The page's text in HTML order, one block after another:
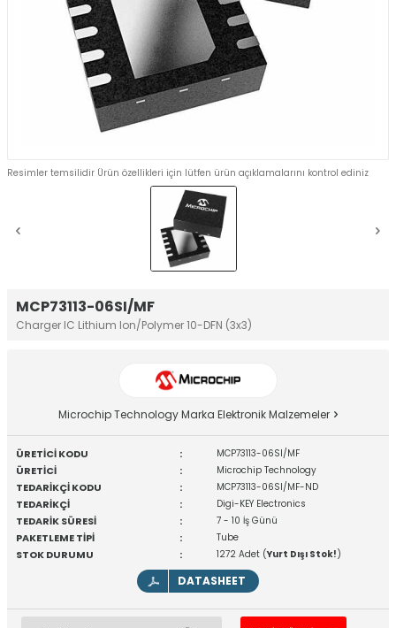
MCP73113-06SI/MF
Charger IC Lithium Ion/Polymer 10-DFN (3x3)
Resimler temsilidir Ürün özellikleri için lütfen ürün açıklamalarını kontrol ediniz
Microchip Technology Marka Elektronik Malzemeler
ÜRETİCİ KODU : MCP73113-06SI/MF
ÜRETİCİ : Microchip Technology
TEDARİKÇİ KODU : MCP73113-06SI/MF-ND
TEDARİKÇİ : Digi-KEY Electronics
TEDARİK SÜRESİ : 7 - 10 İş Günü
PAKETLEME TİPİ : Tube
STOK DURUMU : 1272 Adet (Yurt Dışı Stok!)
DATASHEET